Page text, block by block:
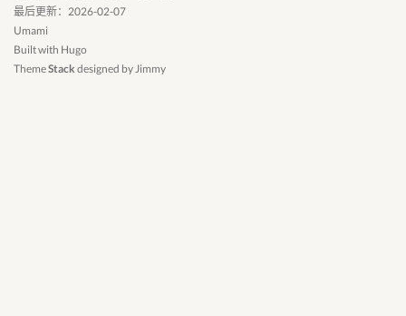
最后更新：2026-02-07
Umami
Built with Hugo
ThemeStack designed byJimmy